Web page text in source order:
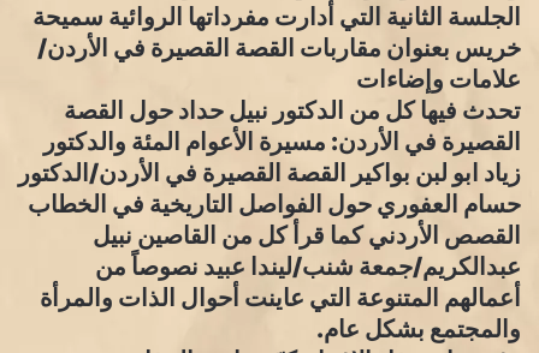
الجلسة الثانية التي أدارت مفرداتها الروائية سميحة
خريس بعنوان مقاربات القصة القصيرة في الأردن/
علامات وإضاءات
تحدث فيها كل من الدكتور نبيل حداد حول القصة
القصيرة في الأردن: مسيرة الأعوام المئة والدكتور
زياد ابو لبن بواكير القصة القصيرة في الأردن/الدكتور
حسام العفوري حول الفواصل التاريخية في الخطاب
القصص الأردني كما قرأ كل من القاصين نبيل
عبدالكريم/جمعة شنب/ليندا عبيد نصوصاً من
أعمالهم المتنوعة التي عاينت أحوال الذات والمرأة
والمجتمع بشكل عام.